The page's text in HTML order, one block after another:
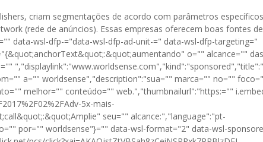
criam segmentações de acordo com parâmetros
(rede de anúncios). Essas empresas oferecem boas fontes
data-wsl-dfp-="data-wsl-dfp-ad-unit-=" data-wsl-dfp-targeting="
o="" alcance=""
a="" worldsense","description":"sua="" marca="" no=""
melhor="" conteúdo="" web.","thumbnailurl":"https:=""
5x-mais-
seu="" alcance:","language":"pt-
por="" worldsense"}="" data-wsl-format="2" data-wsl-